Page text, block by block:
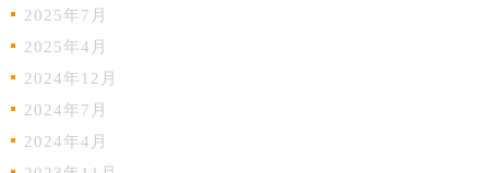
2025年7月
2025年4月
2024年12月
2024年7月
2024年4月